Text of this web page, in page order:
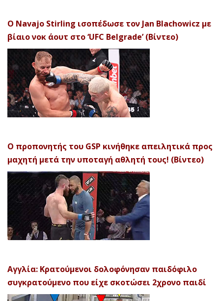
Ο Navajo Stirling ισοπέδωσε τον Jan Blachowicz με
βίαιο νοκ άουτ στο ‘UFC Belgrade’ (Βίντεο)
Ο προπονητής του GSP κινήθηκε απειλητικά προς
μαχητή μετά την υποταγή αθλητή τους! (Βίντεο)
Αγγλία: Κρατούμενοι δολοφόνησαν παιδόφιλο
συγκρατούμενο που είχε σκοτώσει 2χρονο παιδί